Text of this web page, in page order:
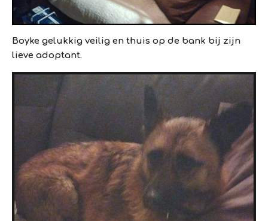
Boyke gelukkig veilig en thuis op de bank bij zijn
lieve adoptant.